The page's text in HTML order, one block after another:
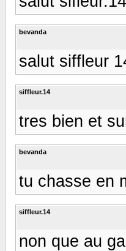
bevanda
salut siffleur
siffleur.14
tres bien et
bevanda
tu chasse en
siffleur.14
non que au